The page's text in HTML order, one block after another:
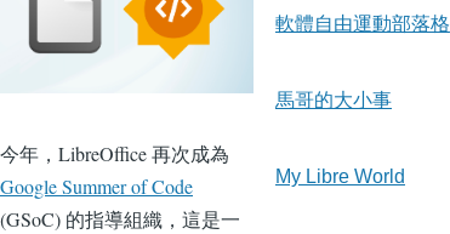
今年，LibreOffice 再次成為
Google Summer of Code
(GSoC) 的指導組織，這是一
軟體自由運動部落格
馬哥的大小事
My Libre World